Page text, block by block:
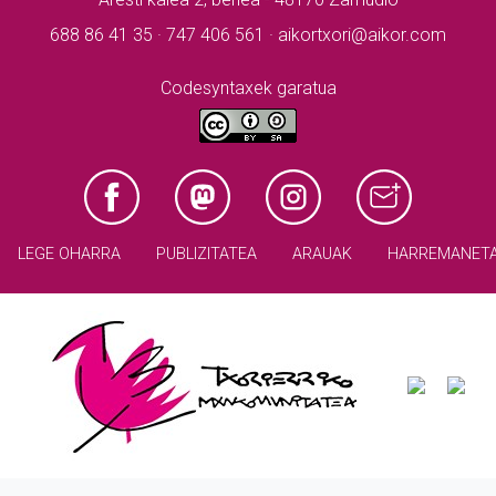
688 86 41 35 · 747 406 561 · aikortxori@aikor.com
Codesyntaxek garatua
LEGE OHARRA PUBLIZITATEA ARAUAK